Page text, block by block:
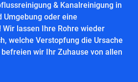
& Kanalreinigung in
Umgebung oder eine
Wir lassen Ihre Rohre wieder
welche Verstopfung die Ursache
wir Ihr Zuhause von allen